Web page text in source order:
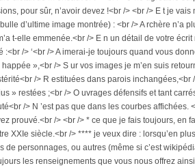
pour sûr, n’avoir devez !<br /> <br /> E t je
d’ultime image montrée) : <br /> A rchère n’a
t-elle emmenée.<br /> E n un détail de votre
/> ‘<br /> A imerai-je toujours quand vous
»,<br /> S ur vos images je m’en suis
/> R estituées dans parois inchangées,<br
» restées ;<br /> O uvrages défensifs et tant
/> N ’est pas que dans les courbes affichées.
prouvé.<br /> <br /> * ce que je fais toujours, en
XXIe siècle.<br /> **** je veux dire : lorsqu’en
personnages, ou autres (même si c’est
les renseignements que vous nous offrez